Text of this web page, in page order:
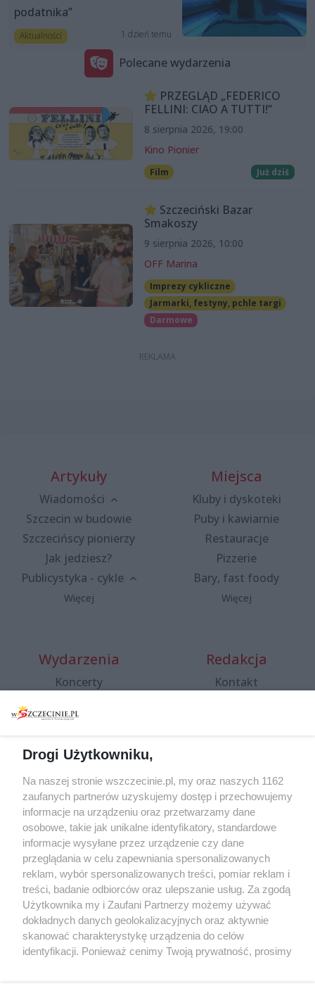
podatnika”
Aktualności 1 dzień temu
Polecane wydarzenia
PRZEGLĄD „FEDERICO
FELLINI: CIAO A TUTTI!”
8 sierpnia 2026, 19:00
Kino Pionier
Film Już dziś
Szczeciński Bazar
Smakoszy
9 sierpnia 2026, 10:00
OFF Marina
Imprezy cykliczne
Jarmarki, festyny, pchle targi
Darmowe
Artykuły
Wiadomości
Szczecin w budowie
Szczecińscy pionierzy
Jak jedziesz?
Publicystyka - cykle
Więcej
Miejsca
Kluby i dyskoteki
Puby i kawiarnie
Restauracje
Pizzerie
Bary, fast foody
Więcej
Wydarzenia
Koncerty
Spacery i oprowadzania
targi
Wernisaże
Więcej
Redakcja
Kontakt
Specjalny koncert z okazji
20. urodzin portalu
wSzczecinie.pl
Regulamin konkursów
śniadaniówka "Hej
Szczecin! Jest piątek!"
Partnerzy
Praca Szczecin
Drogi Użytkowniku,
Na naszej stronie wszczecinie.pl, my oraz naszych 1162
zaufanych partnerów uzyskujemy dostęp i przechowujemy
informacje na urządzeniu oraz przetwarzamy dane
osobowe, takie jak unikalne identyfikatory, standardowe
informacje wysyłane przez urządzenie czy dane
przeglądania w celu zapewniania spersonalizowanych
reklam, wybór spersonalizowanych treści, pomiar reklam i
treści, badanie odbiorców oraz ulepszanie usług. Za zgodą
Użytkownika my i Zaufani Partnerzy możemy używać
dokładnych danych geolokalizacyjnych oraz aktywnie
skanować charakterystykę urządzenia do celów
identyfikacji. Ponieważ cenimy Twoją prywatność, prosimy